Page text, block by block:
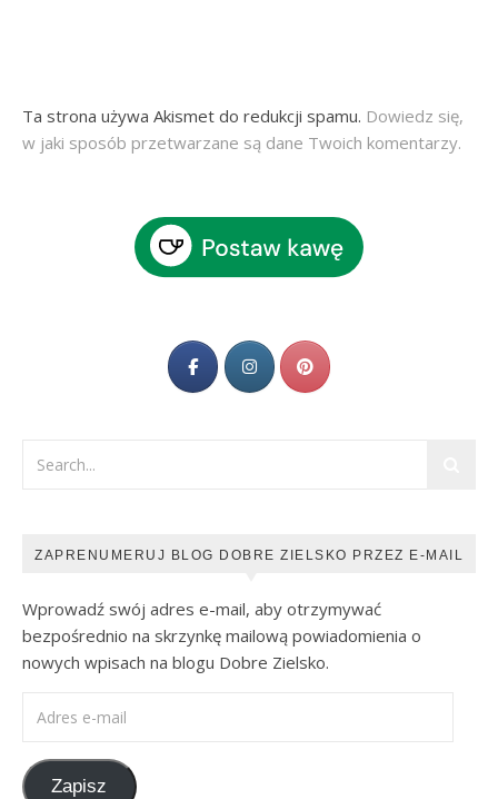
Ta strona używa Akismet do redukcji spamu. Dowiedz się,
w jaki sposób przetwarzane są dane Twoich komentarzy.
ZAPRENUMERUJ BLOG DOBRE ZIELSKO PRZEZ E-MAIL
Wprowadź swój adres e-mail, aby otrzymywać
bezpośrednio na skrzynkę mailową powiadomienia o
nowych wpisach na blogu Dobre Zielsko.
Zapisz